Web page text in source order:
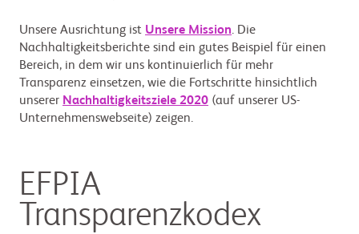
Unsere Ausrichtung ist Unsere Mission. Die
Nachhaltigkeitsberichte sind ein gutes Beispiel für einen
Bereich, in dem wir uns kontinuierlich für mehr
Transparenz einsetzen, wie die Fortschritte hinsichtlich
unserer Nachhaltigkeitsziele 2020 (auf unserer US-
Unternehmenswebseite) zeigen.
EFPIA
Transparenzkodex